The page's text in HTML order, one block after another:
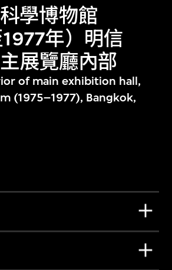
學博物館
1977年）明信
展覽廳內部
of main exhibition hall,
(1975–1977), Bangkok,